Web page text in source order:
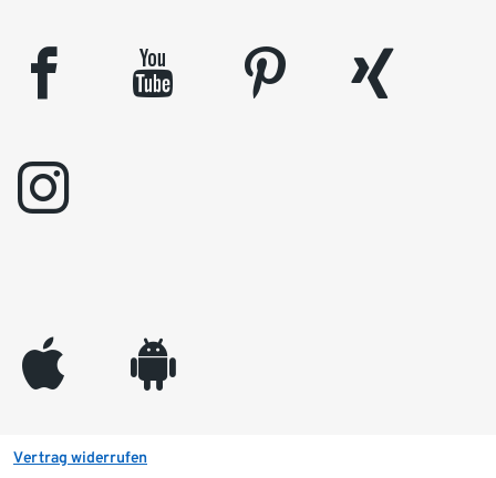
facebook youtube pinterest
xing
instagram
appleinc android
Vertrag widerrufen